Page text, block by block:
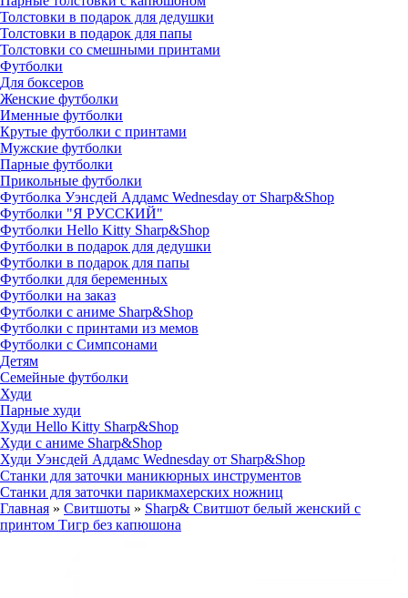
Толстовки в подарок для дедушки
Толстовки в подарок для папы
Толстовки со смешными принтами
Футболки
Для боксеров
Женские футболки
Именные футболки
Крутые футболки с принтами
Мужские футболки
Парные футболки
Прикольные футболки
Футболка Уэнсдей Аддамс Wednesday от Sharp&Shop
Футболки "Я РУССКИЙ"
Футболки Hello Kitty Sharp&Shop
Футболки в подарок для дедушки
Футболки в подарок для папы
Футболки для беременных
Футболки на заказ
Футболки с аниме Sharp&Shop
Футболки с принтами из мемов
Футболки с Симпсонами
Детям
Семейные футболки
Худи
Парные худи
Худи Hello Kitty Sharp&Shop
Худи с аниме Sharp&Shop
Худи Уэнсдей Аддамс Wednesday от Sharp&Shop
Станки для заточки маникюрных инструментов
Станки для заточки парикмахерских ножниц
Главная » Свитшоты » Sharp& Свитшот белый женский с
принтом Тигр без капюшона